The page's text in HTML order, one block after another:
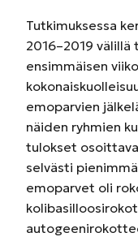
Tutkimuksessa
2016–2019
ensimmäisen
emoparvien
näiden ryhmien
tulokset
selvästi
emoparvet oli